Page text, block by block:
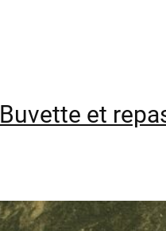
Buvette et